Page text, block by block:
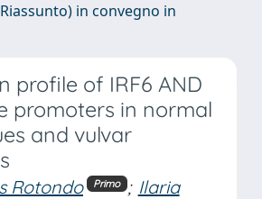
in convegno in
profile of IRF6 AND
promoters in normal
and vulvar
Rotondo Primo ; Ilaria